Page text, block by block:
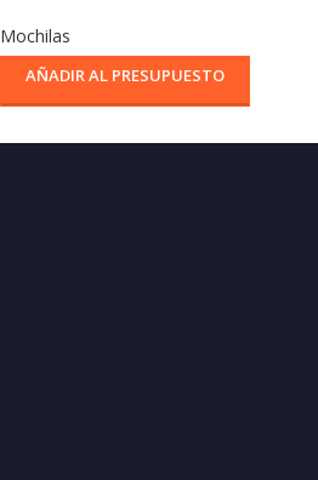
Mochilas
AÑADIR AL PRESUPUESTO